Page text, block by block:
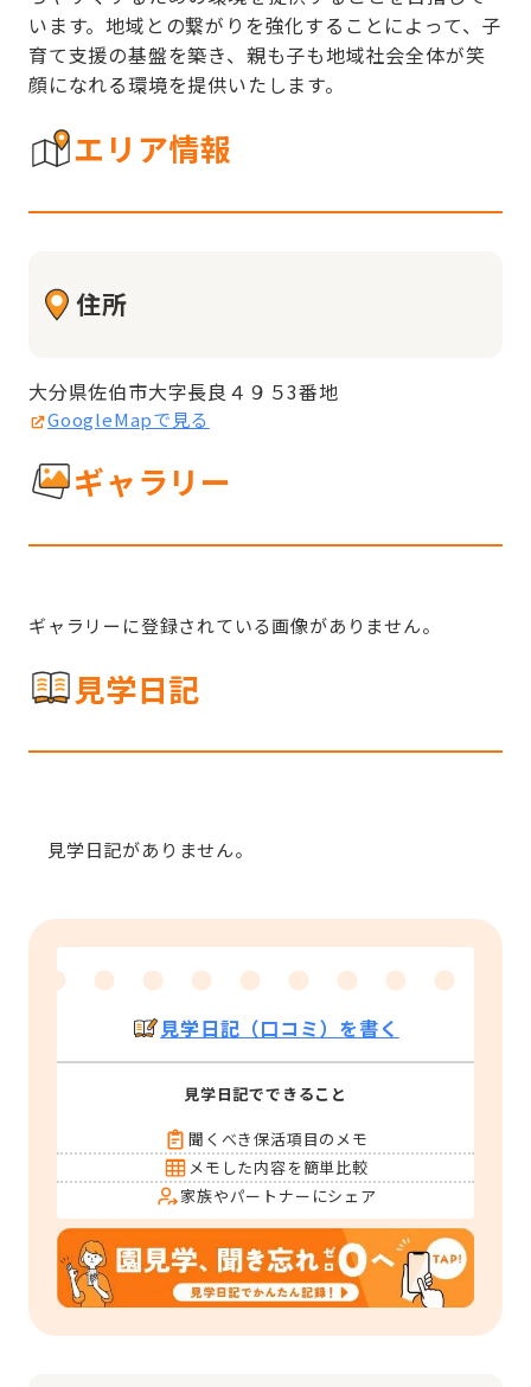
います。地域との繋がりを強化することによって、子
育て支援の基盤を築き、親も子も地域社会全体が笑
顔になれる環境を提供いたします。
エリア情報
住所
大分県佐伯市大字長良４９５3番地
GoogleMapで見る
ギャラリー
ギャラリーに登録されている画像がありません。
見学日記
見学日記がありません。
見学日記（口コミ）を書く
見学日記でできること
聞くべき保活項目のメモ
メモした内容を簡単比較
家族やパートナーにシェア